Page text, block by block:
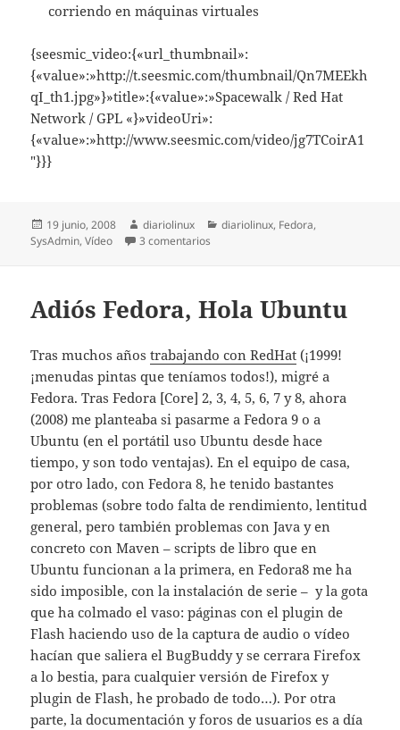
corriendo en máquinas virtuales
{seesmic_video:{«url_thumbnail»:
{«value»:»http://t.seesmic.com/thumbnail/Qn7MEEkh
qI_th1.jpg»}»title»:{«value»:»Spacewalk / Red Hat
Network / GPL «}»videoUri»:
{«value»:»http://www.seesmic.com/video/jg7TCoirA1
″}}}
Publicado
el
19 junio, 2008 Autor
diariolinux Categorías
diariolinux, Fedora,
SysAdmin,Vídeo 3 comentarios
Adiós Fedora, Hola Ubuntu
Tras muchos añostrabajando con RedHat (¡1999!
¡menudas pintas que teníamos todos!), migré a
Fedora. Tras Fedora [Core] 2, 3, 4, 5, 6, 7 y 8, ahora
(2008) me planteaba si pasarme a Fedora 9 o a
Ubuntu (en el portátil uso Ubuntu desde hace
tiempo, y son todo ventajas). En el equipo de casa,
por otro lado, con Fedora 8, he tenido bastantes
problemas (sobre todo falta de rendimiento, lentitud
general, pero también problemas con Java y en
concreto con Maven – scripts de libro que en
Ubuntu funcionan a la primera, en Fedora8 me ha
sido imposible, con la instalación de serie – y la gota
que ha colmado el vaso: páginas con el plugin de
Flash haciendo uso de la captura de audio o vídeo
hacían que saliera el BugBuddy y se cerrara Firefox
a lo bestia, para cualquier versión de Firefox y
plugin de Flash, he probado de todo…). Por otra
parte, la documentación y foros de usuarios es a día